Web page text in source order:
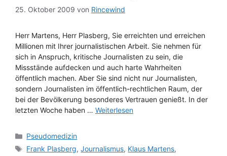
25. Oktober 2009 von Rincewind
Herr Martens, Herr Plasberg, Sie erreichten und erreichen
Millionen mit Ihrer journalistischen Arbeit. Sie nehmen für
sich in Anspruch, kritische Journalisten zu sein, die
Missstände aufdecken und auch harte Wahrheiten
öffentlich machen. Aber Sie sind nicht nur Journalisten,
sondern Journalisten im öffentlich-rechtlichen Raum, der
bei der Bevölkerung besonderes Vertrauen genießt. In der
letzten Woche haben … Weiterlesen
Kategorien
Pseudomedizin
Schlagwörter
Frank Plasberg,Journalismus, Klaus Martens,